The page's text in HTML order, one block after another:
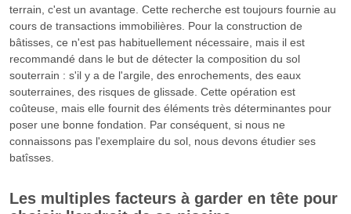
terrain, c'est un avantage. Cette recherche est toujours fournie au
cours de transactions immobilières. Pour la construction de
bâtisses, ce n'est pas habituellement nécessaire, mais il est
recommandé dans le but de détecter la composition du sol
souterrain : s'il y a de l'argile, des enrochements, des eaux
souterraines, des risques de glissade. Cette opération est
coûteuse, mais elle fournit des éléments très déterminantes pour
poser une bonne fondation. Par conséquent, si nous ne
connaissons pas l'exemplaire du sol, nous devons étudier ses
batîsses.
Les multiples facteurs à garder en tête pour